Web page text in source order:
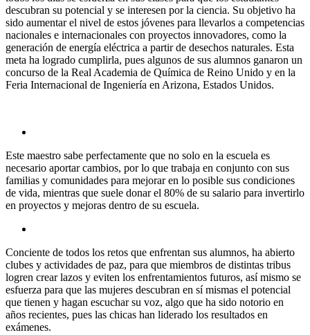
descubran su potencial y se interesen por la ciencia. Su objetivo ha
sido aumentar el nivel de estos jóvenes para llevarlos a competencias
nacionales e internacionales con proyectos innovadores, como la
generación de energía eléctrica a partir de desechos naturales. Esta
meta ha logrado cumplirla, pues algunos de sus alumnos ganaron un
concurso de la Real Academia de Química de Reino Unido y en la
Feria Internacional de Ingeniería en Arizona, Estados Unidos.
Este maestro sabe perfectamente que no solo en la escuela es
necesario aportar cambios, por lo que trabaja en conjunto con sus
familias y comunidades para mejorar en lo posible sus condiciones
de vida, mientras que suele donar el 80% de su salario para invertirlo
en proyectos y mejoras dentro de su escuela.
Conciente de todos los retos que enfrentan sus alumnos, ha abierto
clubes y actividades de paz, para que miembros de distintas tribus
logren crear lazos y eviten los enfrentamientos futuros, así mismo se
esfuerza para que las mujeres descubran en sí mismas el potencial
que tienen y hagan escuchar su voz, algo que ha sido notorio en
años recientes, pues las chicas han liderado los resultados en
exámenes.